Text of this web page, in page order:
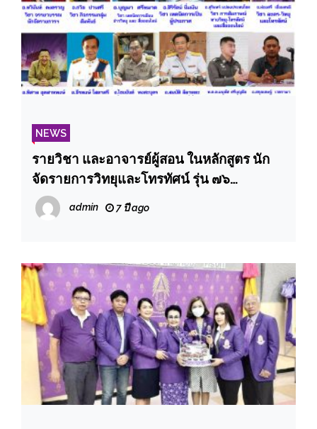
NEWS
รายวิชา และอาจารย์ผู้สอน ในหลักสูตร นัก
จัดรายการวิทยุและโทรทัศน์ รุ่น ๗๖
(สวทท.๗๖)
admin 7 ปี ago